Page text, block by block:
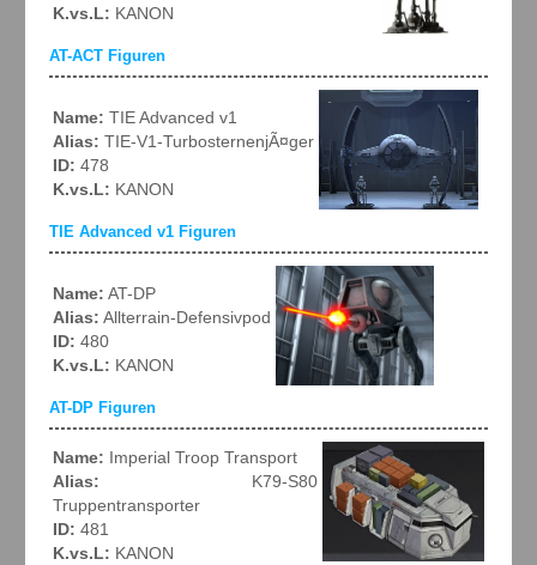
K.vs.L: KANON
AT-ACT Figuren
Name: TIE Advanced v1
Alias: TIE-V1-TurbosternenjÃ¤ger
ID: 478
K.vs.L: KANON
TIE Advanced v1 Figuren
Name: AT-DP
Alias: Allterrain-Defensivpod
ID: 480
K.vs.L: KANON
AT-DP Figuren
Name: Imperial Troop Transport
Alias: K79-S80
Truppentransporter
ID: 481
K.vs.L: KANON